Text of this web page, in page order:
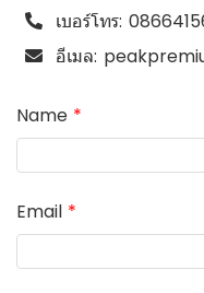
เบอร์โทร:
อีเมล:
Name
Email